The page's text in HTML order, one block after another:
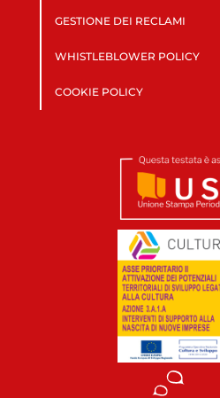
GESTIONE DEI RECLAMI
WHISTLEBLOWER POLICY
COOKIE POLICY